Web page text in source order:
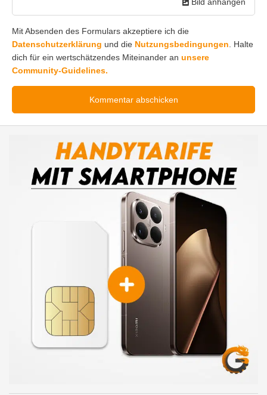
Bild anhängen
Mit Absenden des Formulars akzeptiere ich die
Datenschutzerklärung und die Nutzungsbedingungen. Halte
dich für ein wertschätzendes Miteinander an unsere
Community-Guidelines.